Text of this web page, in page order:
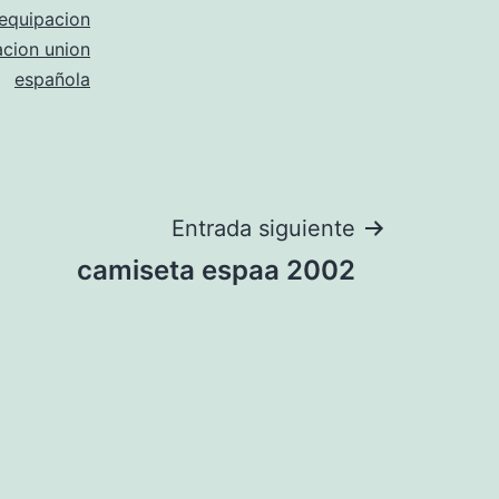
union
española
Entrada siguiente
camiseta espaa 2002